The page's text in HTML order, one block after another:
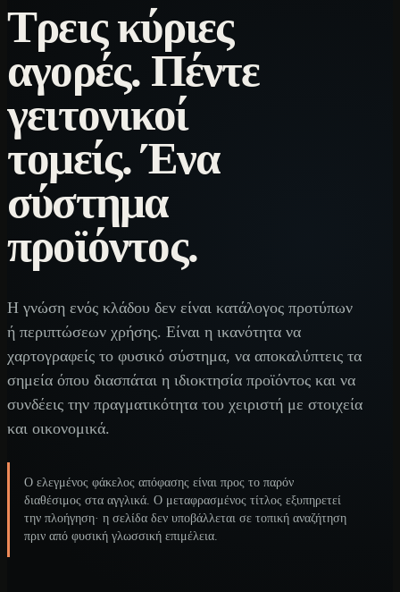
Τρεις κύριες
αγορές. Πέντε
γειτονικοί
τομείς. Ένα
σύστημα
προϊόντος.
Η γνώση ενός κλάδου δεν είναι κατάλογος προτύπων
ή περιπτώσεων χρήσης. Είναι η ικανότητα να
χαρτογραφείς το φυσικό σύστημα, να αποκαλύπτεις τα
σημεία όπου διασπάται η ιδιοκτησία προϊόντος και να
συνδέεις την πραγματικότητα του χειριστή με στοιχεία
και οικονομικά.
Ο ελεγμένος φάκελος απόφασης είναι προς το παρόν
διαθέσιμος στα αγγλικά. Ο μεταφρασμένος τίτλος εξυπηρετεί
την πλοήγηση· η σελίδα δεν υποβάλλεται σε τοπική αναζήτηση
πριν από φυσική γλωσσική επιμέλεια.